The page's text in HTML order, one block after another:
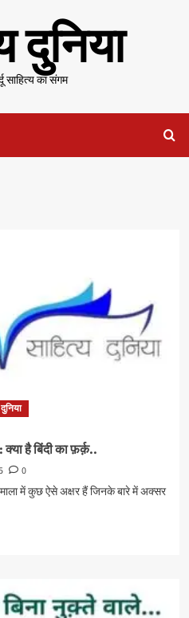
दुनिया
साहित्य का संगम
है बिंदी का फ़र्क़..
0
में कुछ ऐसे अक्षर हैं जिनके बारे में अक्सर